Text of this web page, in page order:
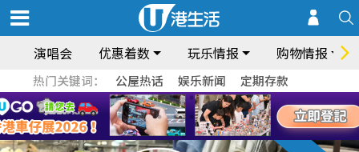
演唱会 优惠着数 玩乐情报 购物情报
热门关键词： 公屋热话 娱乐新闻 定期存款